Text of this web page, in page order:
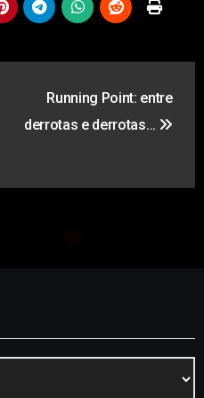
Running Point: entre
derrotas e derrotas…